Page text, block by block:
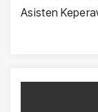
Asisten